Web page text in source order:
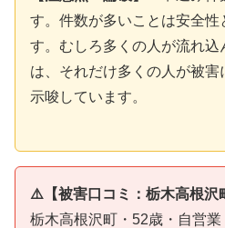
す。件数が多いことは安全性
す。むしろ多くの人が流れ込
は、それだけ多くの人が被
示唆しています。
⚠️【被害口コミ：栃木高根沢
栃木高根沢町・52歳・自営